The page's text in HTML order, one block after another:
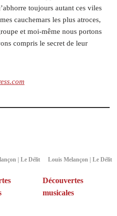
toujours autant ces viles
cauchemars les plus atroces,
et moi-même nous portons
compris le secret de leur
| Le Délit Louis Melançon | Le Délit
Découvertes
musicales